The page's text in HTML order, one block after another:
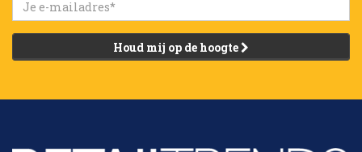
Houd mij op de hoogte